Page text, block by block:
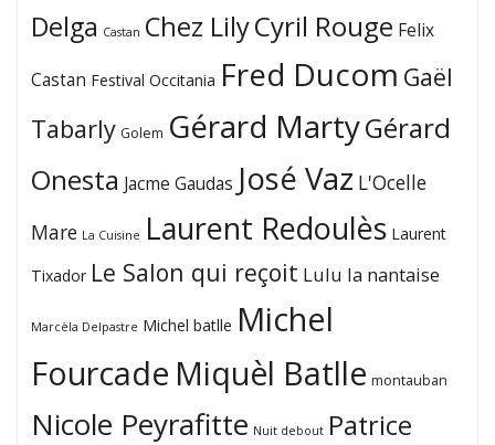
Delga Castan Chez LilyCyril Rouge Felix
Castan Festival Occitania Fred Ducom Gaël
Tabarly Golem Gérard MartyGérard
Onesta Jacme Gaudas José Vaz L'Ocelle
Mare La Cuisine Laurent Redoulès Laurent
Tixador Le Salon qui reçoit Lulu la nantaise
Marcèla Delpastre Michel batlle Michel
Fourcade Miquèl Batlle montauban
Nicole Peyrafitte Nuit debout Patrice